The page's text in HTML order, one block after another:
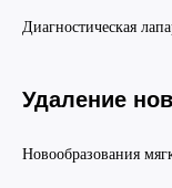
Диагностическая
Удаление
Новообразования